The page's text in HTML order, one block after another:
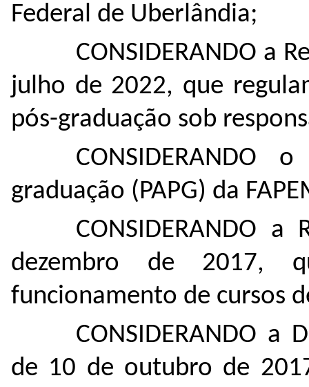
Federal de Uberlândia;
CONSIDERANDO a
julho de 2022, que
pós-graduação sob
graduação (PAPG) da
CONSIDERANDO
dezembro de 2017,
funcionamento de cursos
CONSIDERANDO a
de 10 de outubro de